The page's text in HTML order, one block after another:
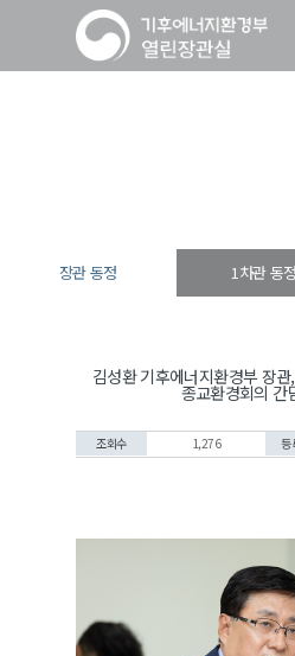
장관 동정 1차관 동정
김성환 기후에너지환경부 장
종교환경회의 간
조회수 1,276 등